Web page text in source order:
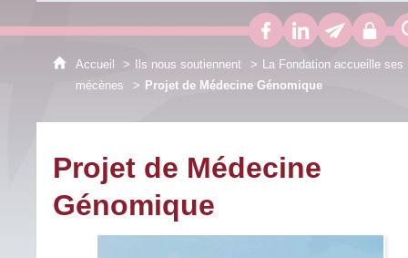
Accueil Ils nous soutiennent
La Fondation accueille ses
mécènes
Projet de Médecine Génomique
Projet de Médecine
Génomique